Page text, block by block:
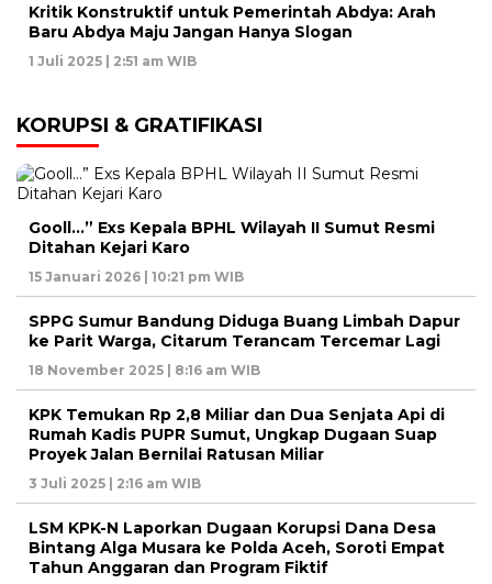
Kritik Konstruktif untuk Pemerintah Abdya: Arah
Baru Abdya Maju Jangan Hanya Slogan
1 Juli 2025 | 2:51 am WIB
KORUPSI & GRATIFIKASI
Gooll…” Exs Kepala BPHL Wilayah II Sumut Resmi
Ditahan Kejari Karo
15 Januari 2026 | 10:21 pm WIB
SPPG Sumur Bandung Diduga Buang Limbah Dapur
ke Parit Warga, Citarum Terancam Tercemar Lagi
18 November 2025 | 8:16 am WIB
KPK Temukan Rp 2,8 Miliar dan Dua Senjata Api di
Rumah Kadis PUPR Sumut, Ungkap Dugaan Suap
Proyek Jalan Bernilai Ratusan Miliar
3 Juli 2025 | 2:16 am WIB
LSM KPK-N Laporkan Dugaan Korupsi Dana Desa
Bintang Alga Musara ke Polda Aceh, Soroti Empat
Tahun Anggaran dan Program Fiktif